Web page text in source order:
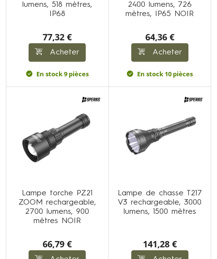
lumens, 518 mètres,
IP68
77,32 €
Acheter
En stock 9 pièces
2400 lumens, 726
mètres, IP65 NOIR
64,36 €
Acheter
En stock 10 pièces
Lampe torche PZ21
ZOOM rechargeable,
2700 lumens, 900
mètres NOIR
66,79 €
Lampe de chasse T217
V3 rechargeable, 3000
lumens, 1500 mètres
141,28 €